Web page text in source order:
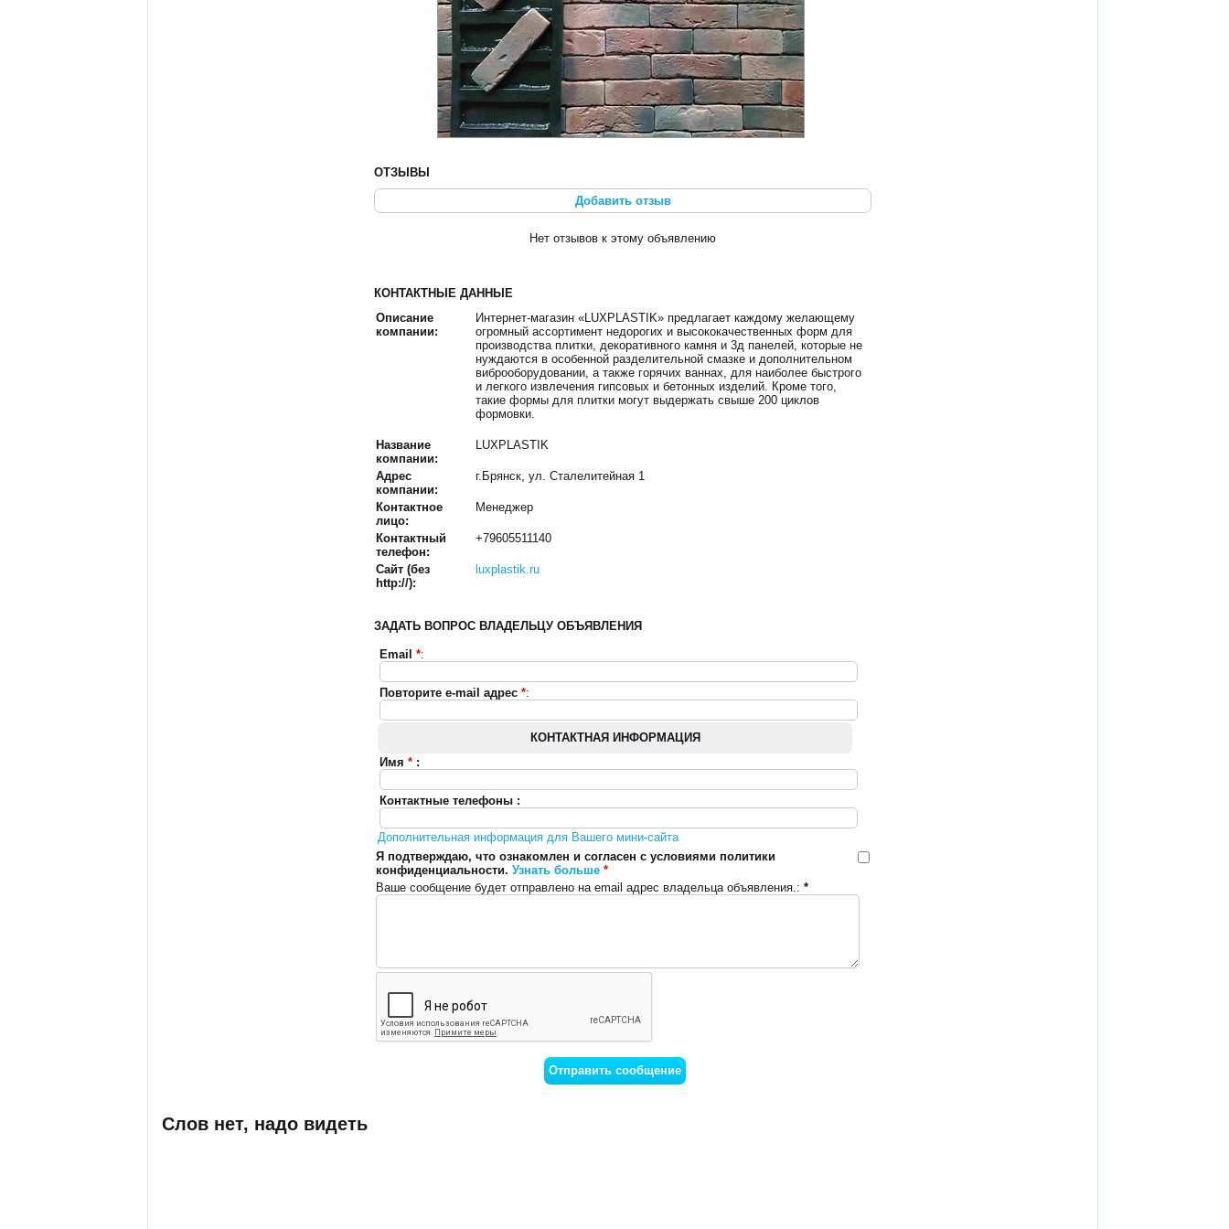
ОТЗЫВЫ
Добавить отзыв
Нет отзывов к этому объявлению
КОНТАКТНЫЕ ДАННЫЕ
Описание
компании:
Интернет-магазин «LUXPLASTIK» предлагает каждому желающему
огромный ассортимент недорогих и высококачественных форм для
производства плитки, декоративного камня и 3д панелей, которые не
нуждаются в особенной разделительной смазке и дополнительном
виброоборудовании, а также горячих ваннах, для наиболее быстрого
и легкого извлечения гипсовых и бетонных изделий. Кроме того,
такие формы для плитки могут выдержать свыше 200 циклов
формовки.
Название
компании:
LUXPLASTIK
Адрес
компании:
г.Брянск, ул. Сталелитейная 1
Контактное
лицо:
Менеджер
Контактный
телефон:
+79605511140
Сайт (без
http://):
luxplastik.ru
ЗАДАТЬ ВОПРОС ВЛАДЕЛЬЦУ ОБЪЯВЛЕНИЯ
Email *:
Повторите e-mail адрес *:
КОНТАКТНАЯ ИНФОРМАЦИЯ
Имя* :
Контактные телефоны :
Дополнительная информация для Вашего мини-сайта
Я подтверждаю, что ознакомлен и согласен с условиями политики
конфиденциальности.Узнать больше *
Ваше сообщение будет отправлено на email адрес владельца объявления.:*
Слов нет, надо видеть